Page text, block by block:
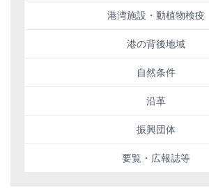
港湾施設・動植物検疫
港の背後地域
自然条件
沿革
振興団体
要覧・広報誌等